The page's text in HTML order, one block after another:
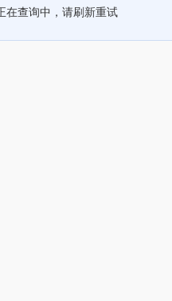
在查询中，请刷新重试